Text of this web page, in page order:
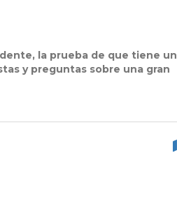
la prueba de que tiene un
y preguntas sobre una gran